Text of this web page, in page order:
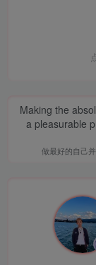
Making the
a pleasurable
做最好的自己